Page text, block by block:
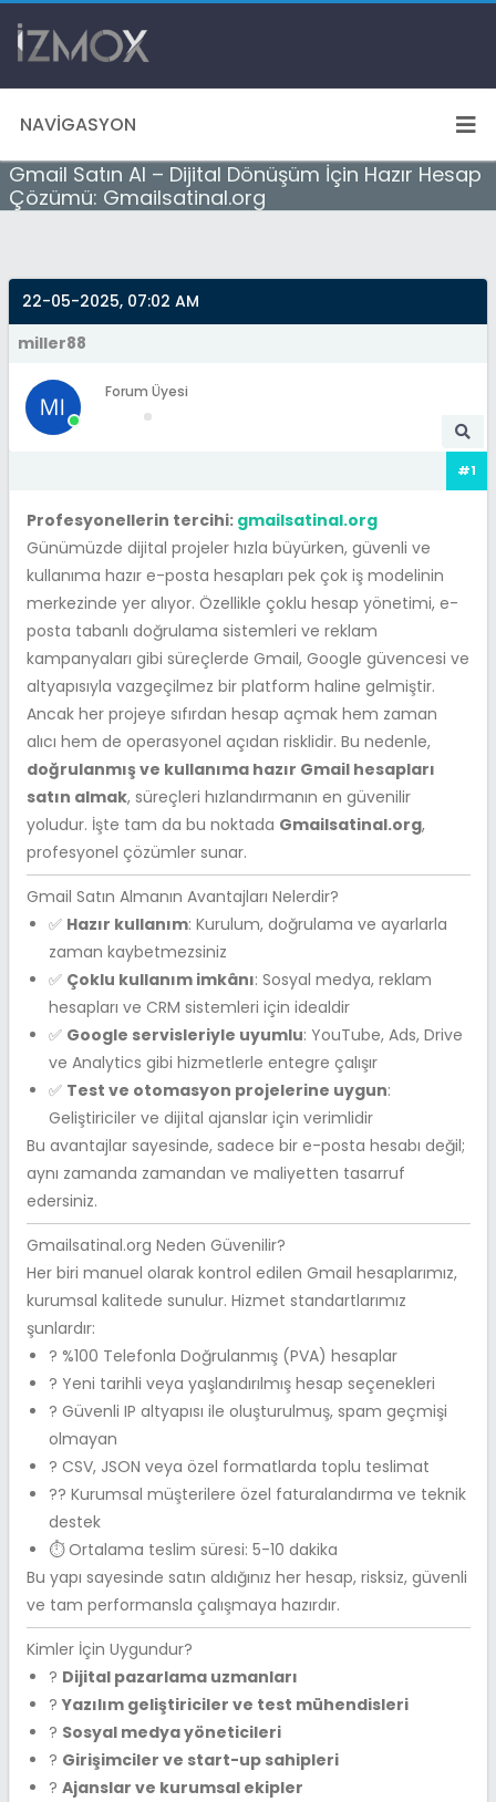
NAVIGASYON
Gmail Satın Al – Dijital Dönüşüm İçin Hazır Hesap
Çözümü: Gmailsatinal.org
22-05-2025, 07:02 AM
miller88
Forum Üyesi
#1
Profesyonellerin tercihi: gmailsatinal.org
Günümüzde dijital projeler hızla büyürken, güvenli ve
kullanıma hazır e-posta hesapları pek çok iş modelinin
merkezinde yer alıyor. Özellikle çoklu hesap yönetimi, e-
posta tabanlı doğrulama sistemleri ve reklam
kampanyaları gibi süreçlerde Gmail, Google güvencesi ve
altyapısıyla vazgeçilmez bir platform haline gelmiştir.
Ancak her projeye sıfırdan hesap açmak hem zaman
alıcı hem de operasyonel açıdan risklidir. Bu nedenle,
doğrulanmış ve kullanıma hazır Gmail hesapları
satın almak, süreçleri hızlandırmanın en güvenilir
yoludur. İşte tam da bu noktada Gmailsatinal.org,
profesyonel çözümler sunar.
Gmail Satın Almanın Avantajları Nelerdir?
✅ Hazır kullanım: Kurulum, doğrulama ve ayarlarla
zaman kaybetmezsiniz
✅ Çoklu kullanım imkânı: Sosyal medya, reklam
hesapları ve CRM sistemleri için idealdir
✅ Google servisleriyle uyumlu: YouTube, Ads, Drive
ve Analytics gibi hizmetlerle entegre çalışır
✅ Test ve otomasyon projelerine uygun:
Geliştiriciler ve dijital ajanslar için verimlidir
Bu avantajlar sayesinde, sadece bir e-posta hesabı değil;
aynı zamanda zamandan ve maliyetten tasarruf
edersiniz.
Gmailsatinal.org Neden Güvenilir?
Her biri manuel olarak kontrol edilen Gmail hesaplarımız,
kurumsal kalitede sunulur. Hizmet standartlarımız
şunlardır:
? %100 Telefonla Doğrulanmış (PVA) hesaplar
? Yeni tarihli veya yaşlandırılmış hesap seçenekleri
? Güvenli IP altyapısı ile oluşturulmuş, spam geçmişi
olmayan
? CSV, JSON veya özel formatlarda toplu teslimat
?‍? Kurumsal müşterilere özel faturalandırma ve teknik
destek
⏱ Ortalama teslim süresi: 5-10 dakika
Bu yapı sayesinde satın aldığınız her hesap, risksiz, güvenli
ve tam performansla çalışmaya hazırdır.
Kimler İçin Uygundur?
? Dijital pazarlama uzmanları
? Yazılım geliştiriciler ve test mühendisleri
? Sosyal medya yöneticileri
? Girişimciler ve start-up sahipleri
? Ajanslar ve kurumsal ekipler